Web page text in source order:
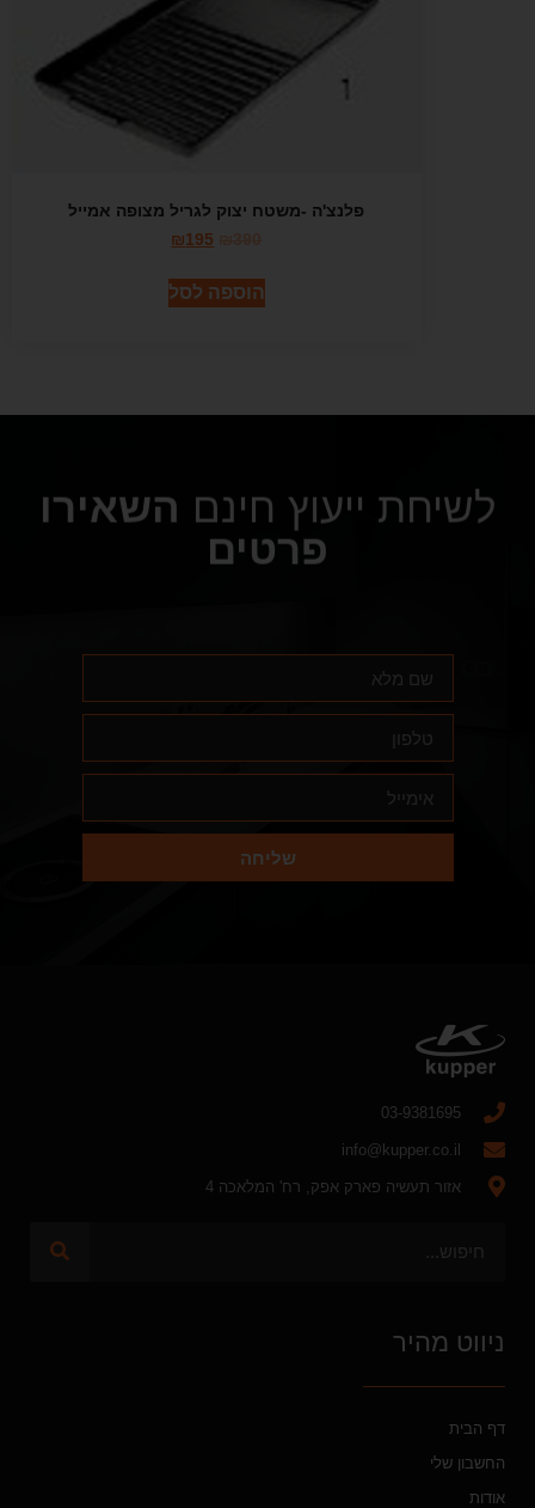
פלנצ'ה -משטח יצוק לגריל מצופה אמייל
₪195
הוספה לסל
לשיחת ייעוץ חינם השאירו
פרטים
שליחה
03-9381695
info@kupper.co.il
אזור תעשיה פארק אפק, רח' המלאכה 4
ניווט מהיר
דף הבית
החשבון שלי
אודות